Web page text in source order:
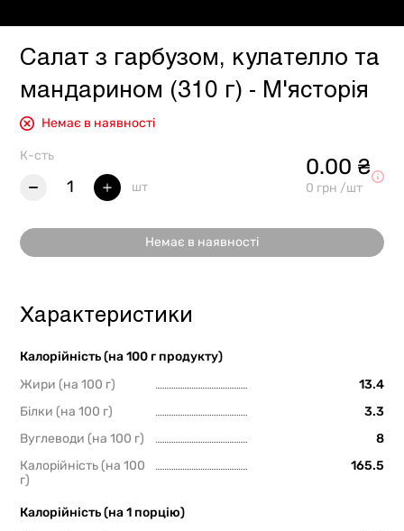
Салат з гарбузом, кулателло та
мандарином (310 г) - М'ясторія
Немає в наявності
К-сть
1 шт
0.00 ₴
0 грн /шт
Немає в наявності
Характеристики
Калорійність (на 100 г продукту)
Жири (на 100 г)
13.4
Білки (на 100 г)
3.3
Вуглеводи (на 100 г)
8
Калорійність (на 100
г)
165.5
Калорійність (на 1 порцію)